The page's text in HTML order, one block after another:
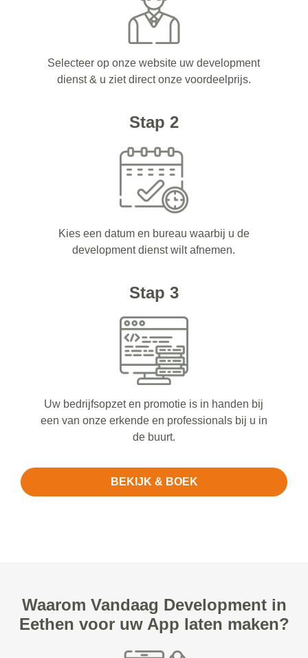
Selecteer op onze website uw development
dienst & u ziet direct onze voordeelprijs.
Stap 2
Kies een datum en bureau waarbij u de
development dienst wilt afnemen.
Stap 3
Uw bedrijfsopzet en promotie is in handen bij
een van onze erkende en professionals bij u in
de buurt.
BEKIJK & BOEK
Waarom Vandaag Development in
Eethen voor uw App laten maken?